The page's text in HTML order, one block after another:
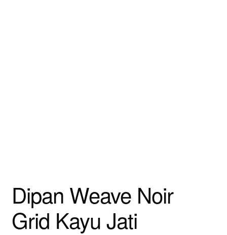
Dipan Weave Noir
Grid Kayu Jati